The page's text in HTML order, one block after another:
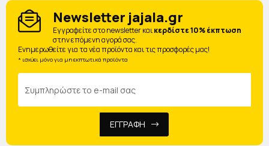
Newsletter jajala.gr
Eγγραφείτε στο newsletter καικερδίστε 10% έκπτωση
στην επόμενη αγορά σας.
Ενημερωθείτε για τα νέα προϊόντα και τις προσφορές μας!
* ισχύει μόνο για μη εκπτωτικά προϊόντα
ΕΓΓΡΑΦΗ